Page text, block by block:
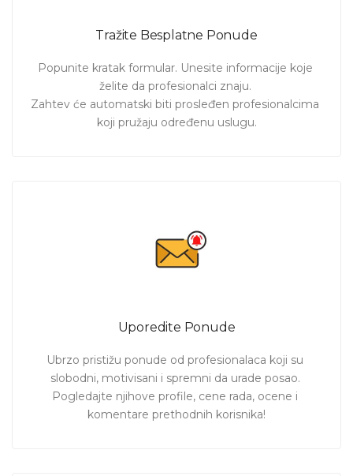
Tražite Besplatne Ponude
Popunite kratak formular. Unesite informacije koje
želite da profesionalci znaju.
Zahtev će automatski biti prosleđen profesionalcima
koji pružaju određenu uslugu.
Uporedite Ponude
Ubrzo pristižu ponude od profesionalaca koji su
slobodni, motivisani i spremni da urade posao.
Pogledajte njihove profile, cene rada, ocene i
komentare prethodnih korisnika!